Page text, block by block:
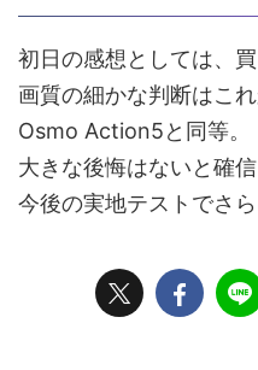
初日の感想としては、
画質の細かな判断はこ
Osmo Action5と同等。
大きな後悔はないと確信
今後の実地テストでさ